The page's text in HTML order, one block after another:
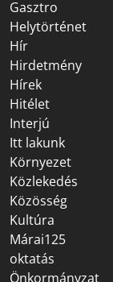
Gasztro
Helytörténet
Hír
Hirdetmény
Hírek
Hitélet
Interjú
Itt lakunk
Környezet
Közlekedés
Közösség
Kultúra
Márai125
oktatás
Önkormányzat